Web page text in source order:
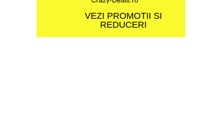
VEZI PROMOTII SI
REDUCERI